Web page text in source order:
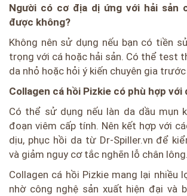
Người có cơ địa dị ứng với hải sản
được không?
Không nên sử dụng nếu bạn có tiền
trọng với cá hoặc hải sản. Có thể test
da nhỏ hoặc hỏi ý kiến chuyên gia
Collagen cá hồi Pizkie có phù hợp với
Có thể sử dụng nếu làn da dầu mụn
đoạn viêm cấp tính. Nên kết hợp với
dịu, phục hồi da từ Dr-Spiller.vn để
và giảm nguy cơ tắc nghẽn lỗ chân lông.
Collagen cá hồi Pizkie mang lại nhiều
nhờ công nghệ sản xuất hiện đại và